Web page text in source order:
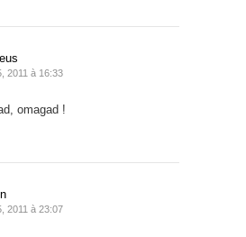
2011 à 16:33
omagad !
2011 à 23:07